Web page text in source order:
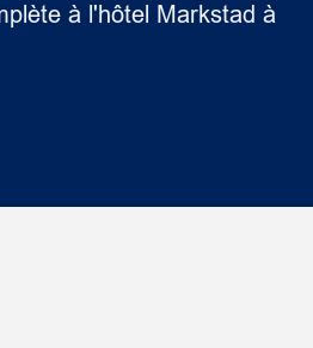
à l'hôtel Markstad à